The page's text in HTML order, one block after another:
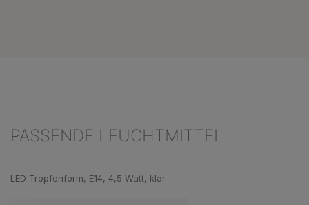
PASSENDE LEUCHTMITTEL
LED Tropfenform, E14, 4,5 Watt, klar